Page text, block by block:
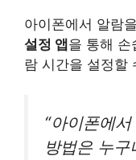
아이폰에서 알람
설정 앱을 통해 손
람 시간을 설정할
“아이폰에
방법은 누